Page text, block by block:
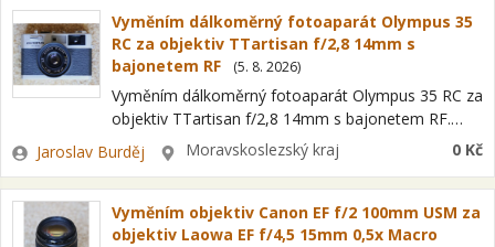
Vyměním dálkoměrný fotoaparát Olympus 35
RC za objektiv TTartisan f/2,8 14mm s
bajonetem RF
(5. 8. 2026)
Vyměním dálkoměrný fotoaparát Olympus 35 RC za
objektiv TTartisan f/2,8 14mm s bajonetem RF.
Optika E. Zuiko f/2.8 42mm, redukce filtru z
43,5mm na 49mm, pouzdro Minolta -…
Zadavatel
Jaroslav Burděj LokalitaMoravskoslezský kraj 0 Kč
Vyměním objektiv Canon EF f/2 100mm USM za
objektiv Laowa EF f/4,5 15mm 0,5x Macro